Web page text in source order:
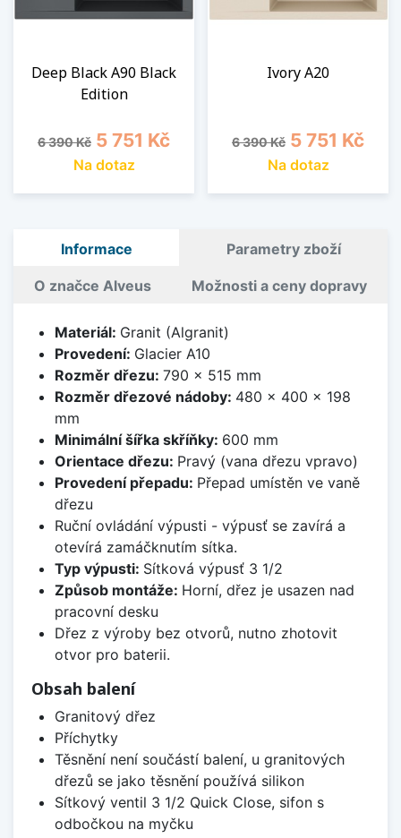
Deep Black A90 Black
Edition
Běžná cena
6 390 Kč Cena
5 751 Kč
Na dotaz
Ivory A20
Běžná cena
6 390 Kč Cena
5 751 Kč
Na dotaz
Informace Parametry zboží
O značce Alveus Možnosti a ceny dopravy
Materiál: Granit (Algranit)
Provedení: Glacier A10
Rozměr dřezu: 790 x 515 mm
Rozměr dřezové nádoby: 480 x 400 x 198
mm
Minimální šířka skříňky: 600 mm
Orientace dřezu: Pravý (vana dřezu vpravo)
Provedení přepadu: Přepad umístěn ve vaně
dřezu
Ruční ovládání výpusti - výpusť se zavírá a
otevírá zamáčknutím sítka.
Typ výpusti: Sítková výpusť 3 1/2
Způsob montáže: Horní, dřez je usazen nad
pracovní desku
Dřez z výroby bez otvorů, nutno zhotovit
otvor pro baterii.
Obsah balení
Granitový dřez
Příchytky
Těsnění není součástí balení, u granitových
dřezů se jako těsnění používá silikon
Sítkový ventil 3 1/2 Quick Close, sifon s
odbočkou na myčku